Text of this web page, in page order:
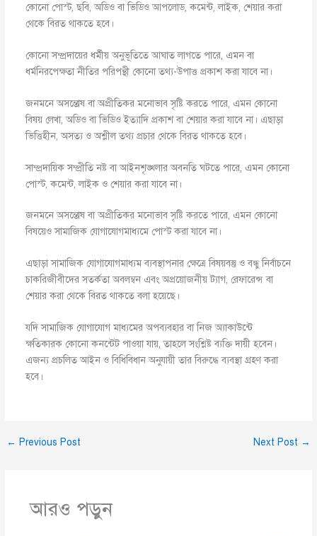
কোনো পোস্ট, ছবি, অডিও বা ভিডিও আপলোড, কমেন্ট, লাইক, শেয়ার করা
থেকে বিরত থাকতে হবে।
কোনো সম্প্রদায়ের ধর্মীয় অনুভূতিতে আঘাত লাগতে পারে, এমন বা
ধর্মনিরপেক্ষতা নীতির পরিপন্থী কোনো তথ্য-উপাত্ত প্রকাশ করা যাবে না।
জনমনে অসন্তোষ বা অপ্রীতিকর মনোভাব সৃষ্টি করতে পারে, এমন কোনো
বিষয় লেখা, অডিও বা ভিডিও ইত্যাদি প্রকাশ বা শেয়ার করা যাবে না। এছাড়া
ভিত্তিহীন, অসত্য ও অশ্লীল তথ্য প্রচার থেকে বিরত থাকতে হবে।
সাম্প্রদায়িক সম্প্রীতি নষ্ট বা আইনশৃঙ্খলার অবনতি ঘটতে পারে, এমন কোনো
পোস্ট, কমেন্ট, লাইক ও শেয়ার করা যাবে না।
জনমনে অসন্তোষ বা অপ্রীতিকর মনোভাব সৃষ্টি করতে পারে, এমন কোনো
বিষয়েও সামাজিক যোগাযোগমাধ্যমে পোস্ট করা যাবে না।
এছাড়া সামাজিক যোগাযোগমাধ্যম ব্যবস্থাপনার ক্ষেত্রে বিষয়বস্তু ও বন্ধু নির্বাচনে
চাকরিজীবীদের সতর্কতা অবলম্বন এবং অপ্রয়োজনীয় ট্যাগ, রেফারেন্স বা
শেয়ার করা থেকে বিরত থাকতে বলা হয়েছে।
যদি সামাজিক যোগাযোগ মাধ্যমের অপব্যবহার বা নিজ অ্যাকাউন্টে
ক্ষতিকারক কোনো কনন্টেট পাওয়া যায়, তাহলে সংশ্লিষ্ট ব্যক্তি দায়ী হবেন।
এজন্য প্রচলিত আইন ও বিধিবিধান অনুযায়ী তার বিরুদ্ধে ব্যবস্থা গ্রহণ করা
হবে।
← Previous Post Next Post →
আরও পড়ুন